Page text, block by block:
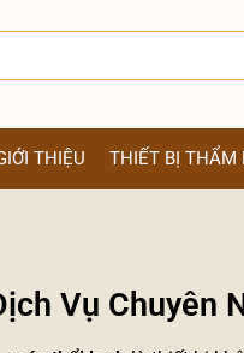
THIỆU THIẾT BỊ THẨM
Vụ Chuyên